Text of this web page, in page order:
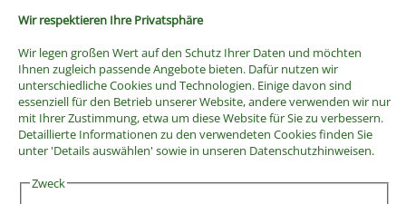
Wir respektieren Ihre Privatsphäre
Wir legen großen Wert auf den Schutz Ihrer Daten und möchten
Ihnen zugleich passende Angebote bieten. Dafür nutzen wir
unterschiedliche Cookies und Technologien. Einige davon sind
essenziell für den Betrieb unserer Website, andere verwenden wir nur
mit Ihrer Zustimmung, etwa um diese Website für Sie zu verbessern.
Detaillierte Informationen zu den verwendeten Cookies finden Sie
unter 'Details auswählen' sowie in unseren Datenschutzhinweisen.
Zweck